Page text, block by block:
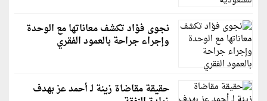
نجوى فؤاد تكشف معاناتها مع الوحدة
وإجراء جراحة بالعمود الفقري
حقيقة مقاضاة زينة لـ أحمد عز بهدف